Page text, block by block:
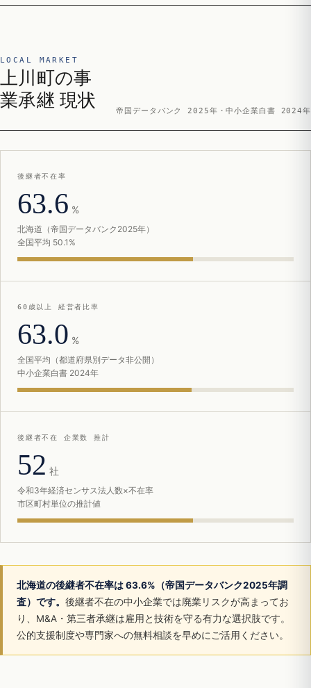
LOCAL MARKET
上川町の事
業承継 現状
帝国データバンク 2025年・中小企業白書 2024年
後継者不在率
63.6 %
北海道（帝国データバンク2025年）
全国平均 50.1%
60歳以上 経営者比率
63.0 %
全国平均（都道府県別データ非公開）
中小企業白書 2024年
後継者不在 企業数 推計
52 社
令和3年経済センサス法人数×不在率
市区町村単位の推計値
北海道の後継者不在率は 63.6%（帝国データバンク2025年調
査）です。 後継者不在の中小企業では廃業リスクが高まってお
り、M&A・第三者承継は雇用と技術を守る有力な選択肢です。
公的支援制度や専門家への無料相談を早めにご活用ください。